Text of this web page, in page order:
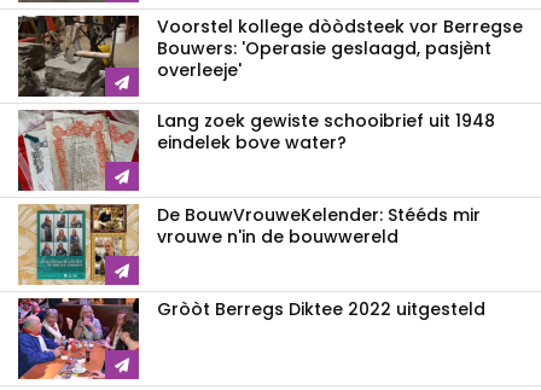
Voorstel kollege dòòdsteek vor Berregse
Bouwers: 'Operasie geslaagd, pasjènt
overleeje'
Lang zoek gewiste schooibrief uit 1948
eindelek bove water?
De BouwVrouweKelender: Stééds mir
vrouwe n'in de bouwwereld
Gròòt Berregs Diktee 2022 uitgesteld